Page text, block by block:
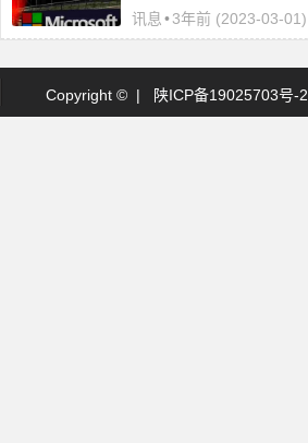
讯息 •3年前 (2023-03-01)
Copyright © | 陕ICP备19025703号-2